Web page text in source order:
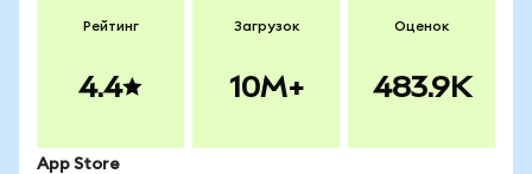
Рейтинг
4.4
Загрузок
10M+
Оценок
483.9K
App Store